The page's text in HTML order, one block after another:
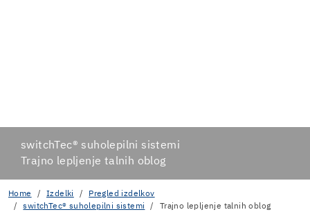
switchTec® suholepilni sistemi
Trajno lepljenje talnih oblog
Home Izdelki
Pregled izdelkov
switchTec® suholepilni sistemi
Trajno lepljenje talnih oblog